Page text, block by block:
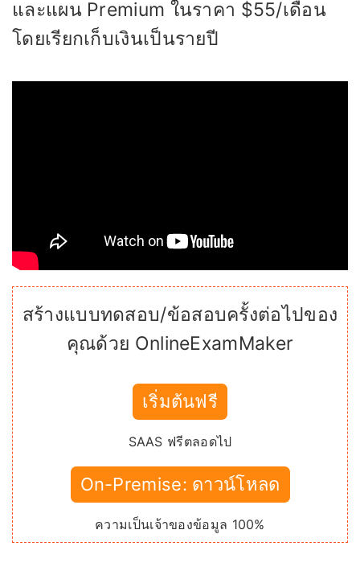
และแผน Premium ในราคา $55/เดือน
โดยเรียกเก็บเงินเป็นรายปี
สร้างแบบทดสอบ/ข้อสอบครั้งต่อไปของ
คุณด้วย OnlineExamMaker
เริ่มต้นฟรี
SAAS ฟรีตลอดไป
On-Premise: ดาวน์โหลด
ความเป็นเจ้าของข้อมูล 100%